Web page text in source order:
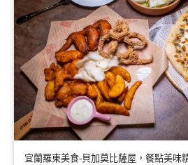
宜蘭羅東美食-貝加莫比薩屋，餐點美味